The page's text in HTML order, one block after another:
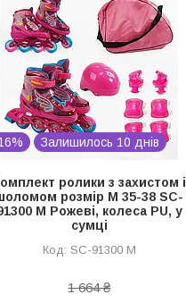
Залишилось 10 днів
ролики з захистом і
розмір М 35-38 SC-
М Рожеві, колеса PU, у
сумці
SC-91300 М
1 664 ₴